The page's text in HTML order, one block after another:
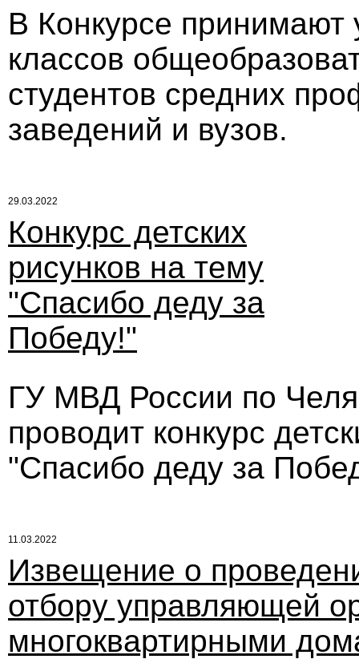
В Конкурсе принимают
классов
студентов средних
заведений и вузов.
29.03.2022
Конкурс детских
рисунков на тему
"Спасибо деду за
Победу!"
ГУ МВД России по
проводит конкурс
"Спасибо деду за
11.03.2022
Извещение о
отбору управляющей
многоквартирными